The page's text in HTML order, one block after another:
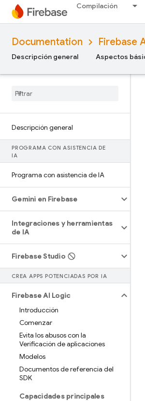
Compilación
Documentation Firebase
Descripción general Aspectos
Descripción general
PROGRAMA CON ASISTENCIA DE
IA
Programa con asistencia de IA
Gemini en Firebase
Integraciones y herramientas
de IA
Firebase Studio
CREA APPS POTENCIADAS POR IA
Firebase AI Logic
Introducción
Comenzar
Evita los abusos con la
Verificación de aplicaciones
Modelos
Documentos de referencia del
SDK
Capacidades principales